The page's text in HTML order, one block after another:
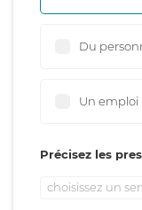
Du
Un emploi
Précisez les
choisissez un